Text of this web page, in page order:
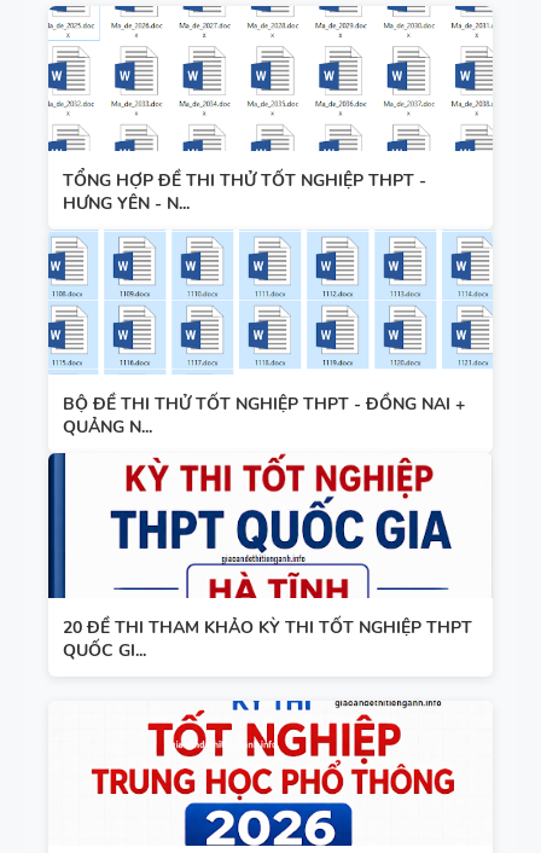
TỔNG HỢP ĐỀ THI THỬ TỐT NGHIỆP THPT -
HƯNG YÊN - N...
BỘ ĐỀ THI THỬ TỐT NGHIỆP THPT - ĐỒNG NAI +
QUẢNG N...
20 ĐỀ THI THAM KHẢO KỲ THI TỐT NGHIỆP THPT
QUỐC GI...